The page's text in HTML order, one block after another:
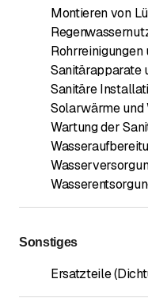
Montieren von
Sanitärapparate
Sanitäre
Solarwärme
Wartung der
Sonstiges
Ersatzteile